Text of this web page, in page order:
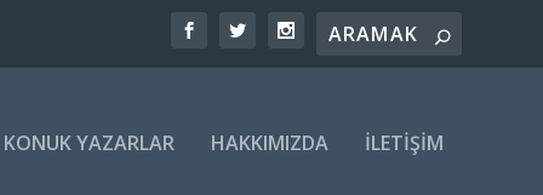
KONUK YAZARLAR HAKKIMIZDA İLETIŞIM